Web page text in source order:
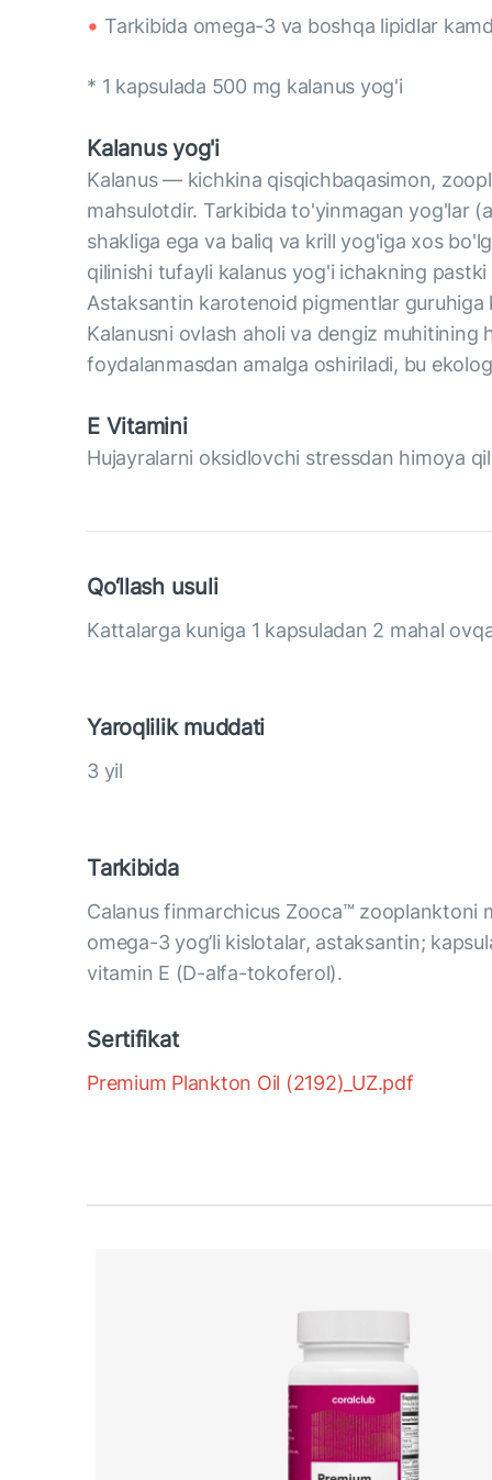
Tarkibida omega-3 va boshqa lipidlar
* 1 kapsulada 500 mg kalanus yog'i
Kalanus yog'i
Kalanus — kichkina qisqichbaqasimon,
mahsulotdir. Tarkibida to'yinmagan yog'lar
shakliga ega va baliq va krill yog'iga xos
qilinishi tufayli kalanus yog'i ichakning
Astaksantin karotenoid pigmentlar
Kalanusni ovlash aholi va dengiz
foydalanmasdan amalga oshiriladi, bu
E Vitamini
Hujayralarni oksidlovchi stressdan himoya
Qo‘llash usuli
Kattalarga kuniga 1 kapsuladan 2 mahal
Yaroqlilik muddati
3 yil
Tarkibida
Calanus finmarchicus Zooca™ zooplanktoni
omega-3 yog’li kislotalar, astaksantin;
vitamin E (D-alfa-tokoferol).
Sertifikat
Premium Plankton Oil (2192)_UZ.pdf